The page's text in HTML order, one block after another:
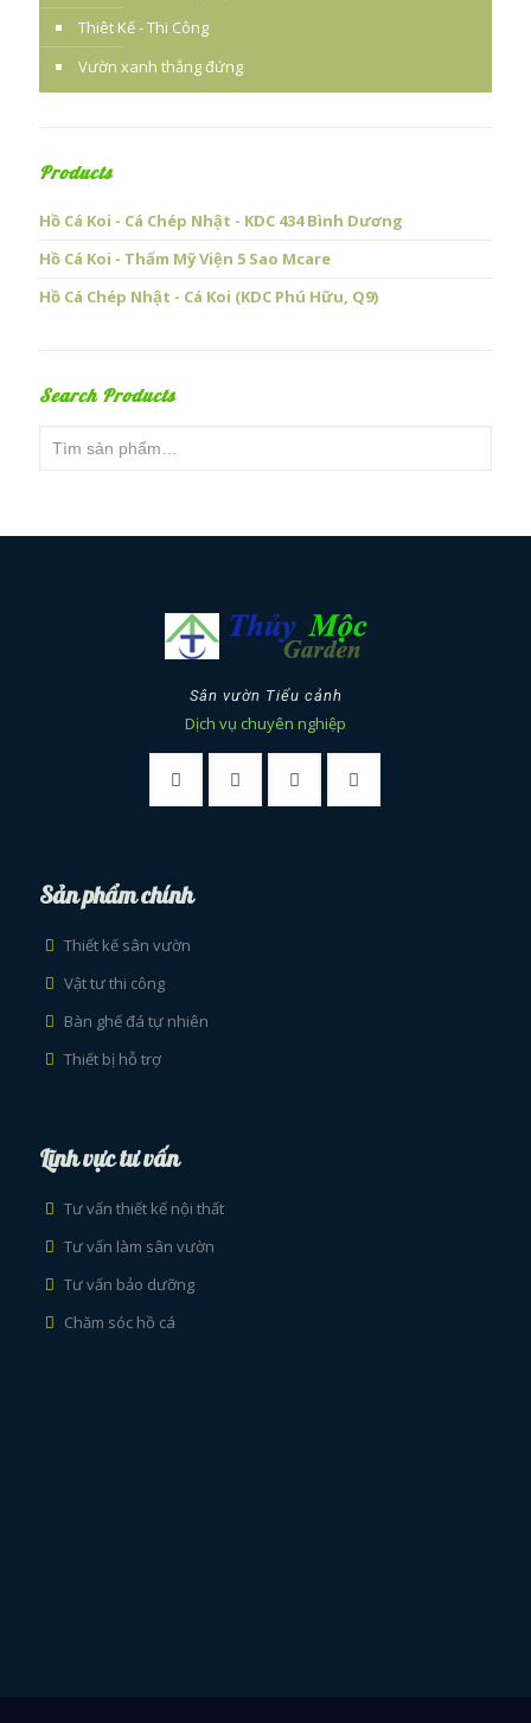
Thiêt Kế - Thi Công
Vườn xanh thẳng đứng
Products
Hồ Cá Koi - Cá Chép Nhật - KDC 434 Bình Dương
Hồ Cá Koi - Thẩm Mỹ Viện 5 Sao Mcare
Hồ Cá Chép Nhật - Cá Koi (KDC Phú Hữu, Q9)
Search Products
Sân vườn Tiểu cảnh
Dịch vụ chuyên nghiệp
Sản phẩm chính
Thiết kế sân vườn
Vật tư thi công
Bàn ghế đá tự nhiên
Thiết bị hỗ trợ
Lĩnh vực tư vấn
Tư vấn thiết kế nội thất
Tư vấn làm sân vườn
Tư vấn bảo dưỡng
Chăm sóc hồ cá